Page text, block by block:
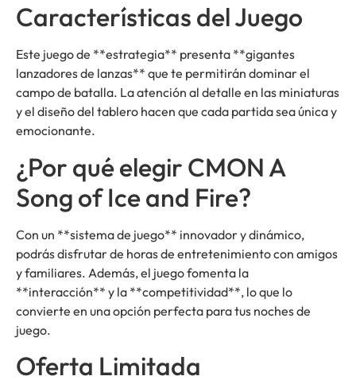
Características del Juego
Este juego de **estrategia** presenta **gigantes
lanzadores de lanzas** que te permitirán dominar el
campo de batalla. La atención al detalle en las miniaturas
y el diseño del tablero hacen que cada partida sea única y
emocionante.
¿Por qué elegir CMON A
Song of Ice and Fire?
Con un **sistema de juego** innovador y dinámico,
podrás disfrutar de horas de entretenimiento con amigos
y familiares. Además, el juego fomenta la
**interacción** y la **competitividad**, lo que lo
convierte en una opción perfecta para tus noches de
juego.
Oferta Limitada